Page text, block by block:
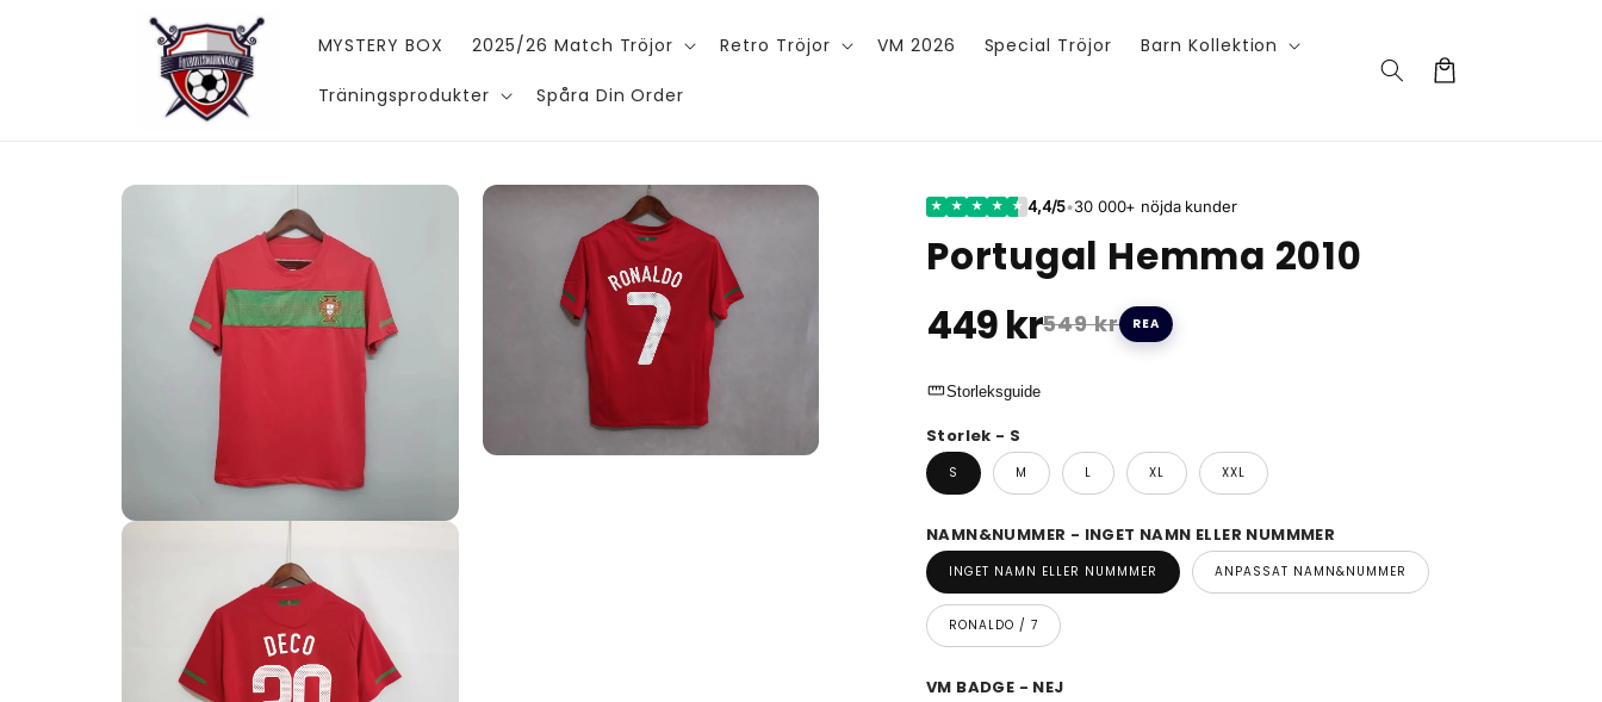
MYSTERY BOX 2025/26 Match Tröjor Retro Tröjor VM 2026 Special Tröjor Barn Kollektion
Träningsprodukter Spåra Din Order
Varukorg
Gå vidare till
produktinformation
★ ★ ★ ★ ★ 4,4/5•30 000+ nöjda kunder
Portugal Hemma 2010
449 kr549 kr REA
straightenStorleksguide
Storlek - S
S M L XL XXL
NAMN&NUMMER - INGET NAMN ELLER NUMMMER
INGET NAMN ELLER NUMMMER ANPASSAT NAMN&NUMMER
RONALDO / 7
VM BADGE - NEJ